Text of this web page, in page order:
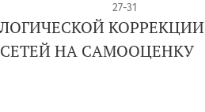
27-31
КОРРЕКЦИИ
НА САМООЦЕНКУ